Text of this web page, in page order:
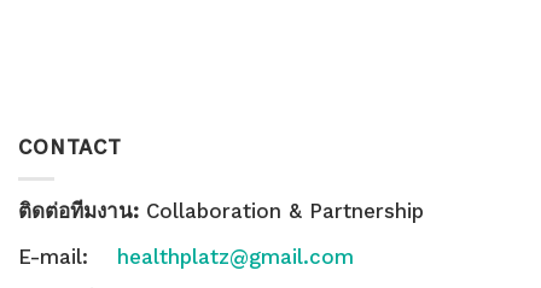
CONTACT
ติดต่อทีมงาน: Collaboration & Partnership
E-mail: healthplatz@gmail.com